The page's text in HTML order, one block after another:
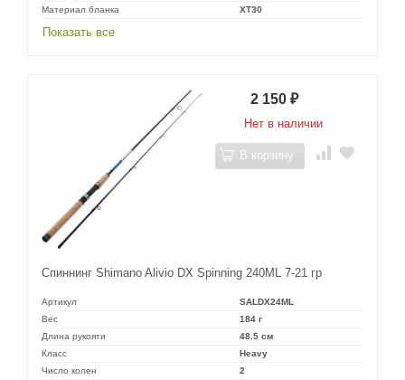
Материал бланка
XT30
Показать все
Спиннинг Shimano Alivio DX Spinning 240ML 7-21 гр
Артикул
SALDX24ML
Вес
184 г
Длина рукояти
48.5 см
Класс
Heavy
Число колен
2
2 150 ₽
Нет в наличии
В корзину